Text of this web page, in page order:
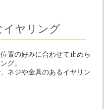
イヤリング
置の好みに合わせて止めら
グ。
ネジや金具のあるイヤリン